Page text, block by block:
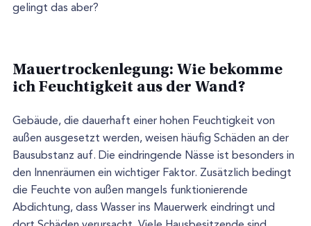
gelingt das aber?
Mauertrockenlegung: Wie bekomme
ich Feuchtigkeit aus der Wand?
Gebäude, die dauerhaft einer hohen Feuchtigkeit von
außen ausgesetzt werden, weisen häufig Schäden an der
Bausubstanz auf. Die eindringende Nässe ist besonders in
den Innenräumen ein wichtiger Faktor. Zusätzlich bedingt
die Feuchte von außen mangels funktionierende
Abdichtung, dass Wasser ins Mauerwerk eindringt und